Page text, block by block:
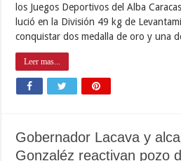
los Juegos Deportivos del Alba
lució en la División 49 kg de
conquistar dos medalla de oro y una
Leer mas...
Gobernador Lacava y
Gonzaléz reactivan pozo